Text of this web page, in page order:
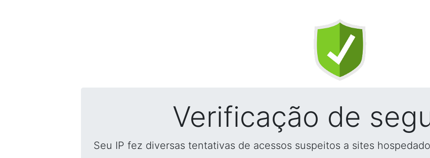
Verificação de
Seu IP fez diversas tentativas de acessos suspeitos a sites